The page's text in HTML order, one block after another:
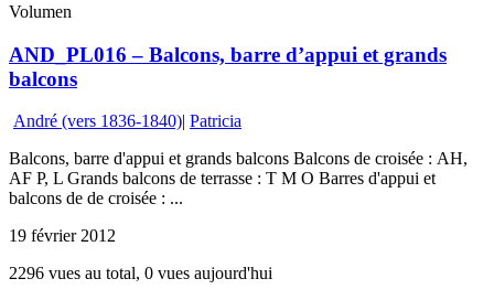
Volumen
AND_PL016 – Balcons, barre d’appui et grands
balcons
André (vers 1836-1840)| Patricia
Balcons, barre d'appui et grands balcons Balcons de croisée : AH,
AF P, L Grands balcons de terrasse : T M O Barres d'appui et
balcons de de croisée : ...
19 février 2012
2296 vues au total, 0 vues aujourd'hui